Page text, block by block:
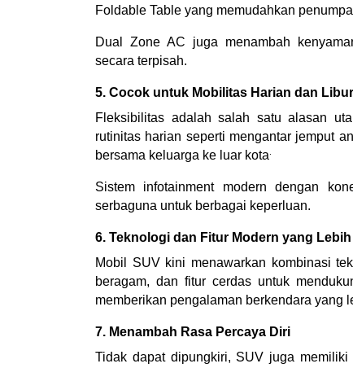
Foldable Table yang memudahkan
Dual Zone AC juga menambah
secara terpisah.
5. Cocok untuk Mobilitas Harian dan
Fleksibilitas adalah salah satu alasan
rutinitas harian seperti mengantar jemput
bersama keluarga ke luar kota
Sistem infotainment modern dengan
serbaguna untuk berbagai keperluan.
6. Teknologi dan Fitur Modern yang
Mobil SUV kini menawarkan kombinasi
beragam, dan fitur cerdas untuk
memberikan pengalaman berkendara yang
7. Menambah Rasa Percaya Diri
Tidak dapat dipungkiri, SUV juga